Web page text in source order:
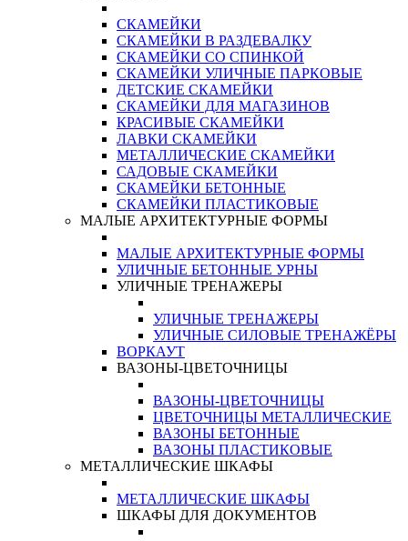
СКАМЕЙКИ
СКАМЕЙКИ В РАЗДЕВАЛКУ
СКАМЕЙКИ СО СПИНКОЙ
СКАМЕЙКИ УЛИЧНЫЕ ПАРКОВЫЕ
ДЕТСКИЕ СКАМЕЙКИ
СКАМЕЙКИ ДЛЯ МАГАЗИНОВ
КРАСИВЫЕ СКАМЕЙКИ
ЛАВКИ СКАМЕЙКИ
МЕТАЛЛИЧЕСКИЕ СКАМЕЙКИ
САДОВЫЕ СКАМЕЙКИ
СКАМЕЙКИ БЕТОННЫЕ
СКАМЕЙКИ ПЛАСТИКОВЫЕ
МАЛЫЕ АРХИТЕКТУРНЫЕ ФОРМЫ
МАЛЫЕ АРХИТЕКТУРНЫЕ ФОРМЫ
УЛИЧНЫЕ БЕТОННЫЕ УРНЫ
УЛИЧНЫЕ ТРЕНАЖЕРЫ
УЛИЧНЫЕ ТРЕНАЖЕРЫ
УЛИЧНЫЕ СИЛОВЫЕ ТРЕНАЖЁРЫ
ВОРКАУТ
ВАЗОНЫ-ЦВЕТОЧНИЦЫ
ВАЗОНЫ-ЦВЕТОЧНИЦЫ
ЦВЕТОЧНИЦЫ МЕТАЛЛИЧЕСКИЕ
ВАЗОНЫ БЕТОННЫЕ
ВАЗОНЫ ПЛАСТИКОВЫЕ
МЕТАЛЛИЧЕСКИЕ ШКАФЫ
МЕТАЛЛИЧЕСКИЕ ШКАФЫ
ШКАФЫ ДЛЯ ДОКУМЕНТОВ